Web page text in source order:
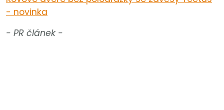
- novinka
- PR článek -